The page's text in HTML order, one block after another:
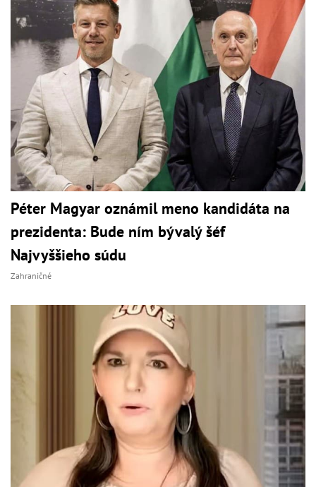
Péter Magyar oznámil meno kandidáta na
prezidenta: Bude ním bývalý šéf
Najvyššieho súdu
Zahraničné